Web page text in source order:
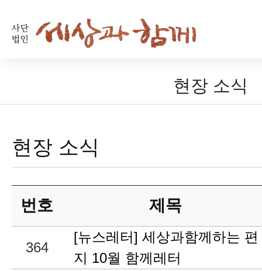
현장 소식
현장 소식
번호 제목
364
[뉴스레터] 세상과함께하는 편
지 10월 함께레터